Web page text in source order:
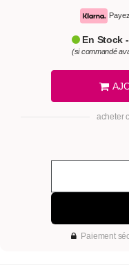
En Stock
(si commandé
acheter
Paiement